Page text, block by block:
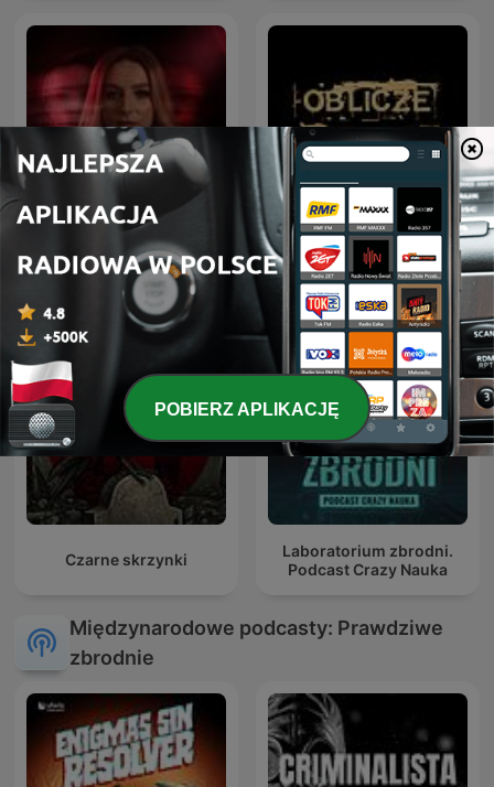
Olga Herring True Crime Oblicze Zbrodni
Czarne skrzynki
Laboratorium zbrodni.
Podcast Crazy Nauka
Międzynarodowe podcasty: Prawdziwe
zbrodnie
POBIERZ APLIKACJĘ